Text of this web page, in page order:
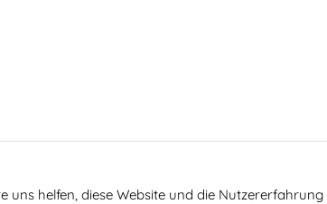
uns helfen, diese Website und die